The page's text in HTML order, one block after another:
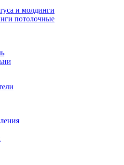
и молдинги
потолочные